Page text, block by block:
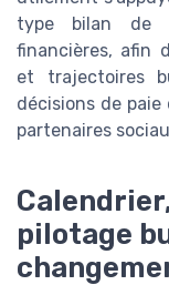
type bilan de
financières, afin
et trajectoires
décisions de
partenaires
pilotage